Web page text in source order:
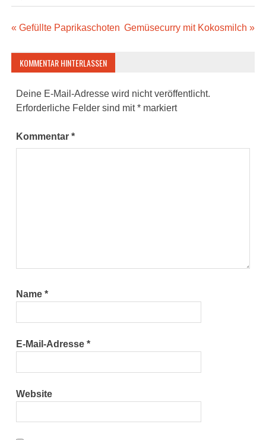
Beitragsnavigation
« Gefüllte Paprikaschoten Gemüsecurry mit Kokosmilch »
KOMMENTAR HINTERLASSEN
Deine E-Mail-Adresse wird nicht veröffentlicht.
Erforderliche Felder sind mit* markiert
Kommentar*
Name*
E-Mail-Adresse*
Website